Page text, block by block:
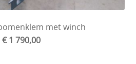
met winch
€ 1 790,00